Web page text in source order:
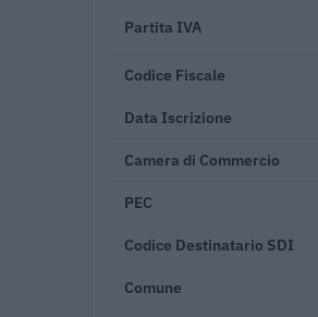
Partita IVA
Codice Fiscale
Data Iscrizione
Camera di Commercio
PEC
Codice Destinatario SDI
Comune